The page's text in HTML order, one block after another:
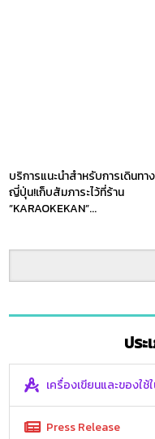
บริการแนะนำสำหรับการเดินทา
ญี่ปุ่น!เก็บสัมภาระไว้ที่ร้าน
”KARAOKEKAN”...
ปร
เครื่องเขียนและของใช้
Press Release